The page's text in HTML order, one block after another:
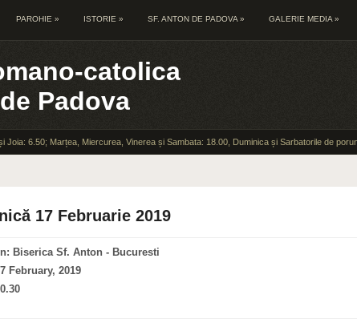
PAROHIE » ISTORIE » SF. ANTON DE PADOVA » GALERIE MEDIA »
catolica
Padova
Joia: 6.50; Marțea, Miercurea, Vinerea și Sambata: 18.00, Duminica și Sarbatorile de
17 Februarie 2019
Biserica Sf. Anton - Bucuresti
February, 2019